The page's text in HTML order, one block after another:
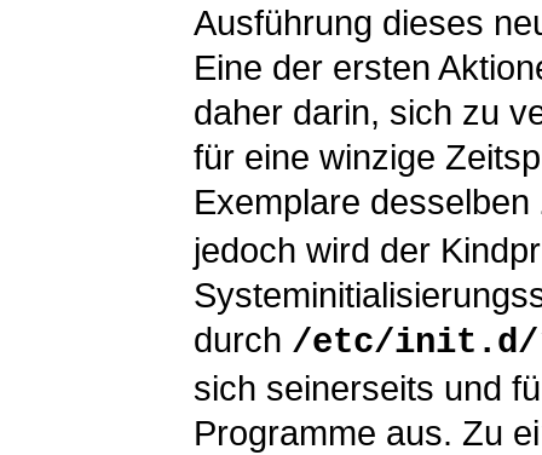
Ausführung dieses
Eine der ersten
daher darin, sich zu
für eine winzige
Exemplare desselben
jedoch wird der
durch /etc/init.d/
sich seinerseits und
Programme aus. Zu